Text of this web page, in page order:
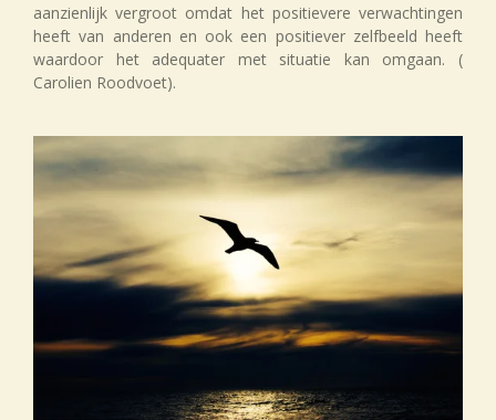
aanzienlijk vergroot omdat het positievere verwachtingen
heeft van anderen en ook een positiever zelfbeeld heeft
waardoor het adequater met situatie kan omgaan. (
Carolien Roodvoet).